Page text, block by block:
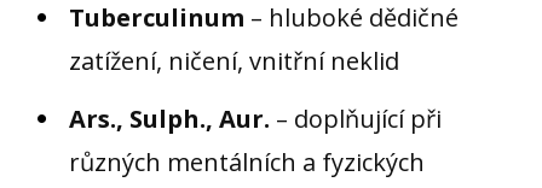
Tuberculinum – hluboké dědičné
zatížení, ničení, vnitřní neklid
Ars., Sulph., Aur. – doplňující při
různých mentálních a fyzických